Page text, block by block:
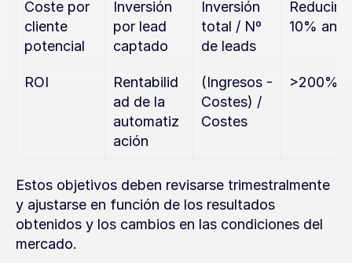
Coste por
cliente
potencial
Inversión
por lead
captado
Inversión
total / Nº
de leads
Reducir
10%
ROI
Rentabilid
ad de la
automatiz
ación
(Ingresos -
Costes) /
Costes
>200%
Estos objetivos deben revisarse trimestralmente
y ajustarse en función de los resultados
obtenidos y los cambios en las condiciones del
mercado.